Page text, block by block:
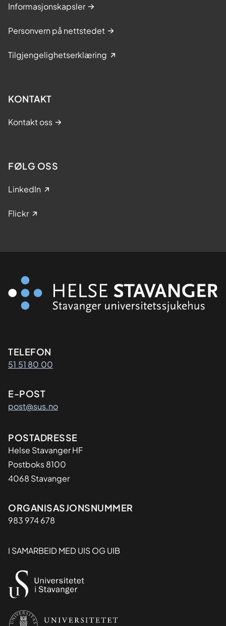
Informasjonskapsler
Personvern på nettstedet
Tilgjengelighetserklæring
KONTAKT
Kontakt oss
FØLG OSS
LinkedIn
Flickr
Kontaktinformasjon
TELEFON
51 51 80 00
E-POST
post@sus.no
Adresse
POSTADRESSE
Helse Stavanger HF
Postboks 8100
4068 Stavanger
Organisasjon
ORGANISASJONSNUMMER
983 974 678
I SAMARBEID MED UIS OG UIB